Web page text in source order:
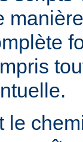
le